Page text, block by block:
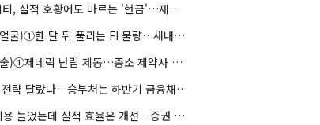
에스에이엠티, 실적 호황에도 마르는 '현금'…재고·달러빚 부담 확대
(락업의 두얼굴)①한 달 뒤 풀리는 FI 물량…새내기주 오버행 경계
(약가 대수술)①제네릭 난립 제동…중소 제약사 수익성 비상
DCM 양강 전략 달랐다…승부처는 하반기 금융채 빅딜
KB금융, 비용 늘었는데 실적 효율은 개선…증권 호황 효과